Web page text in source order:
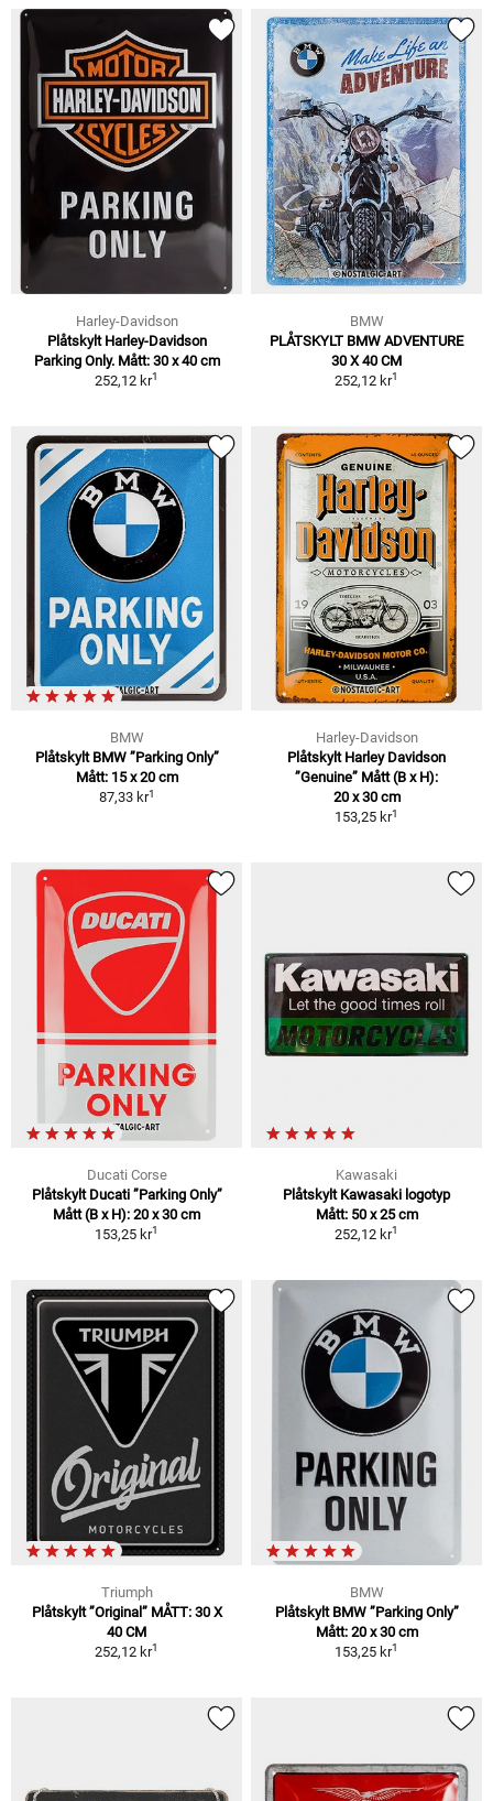
Harley-Davidson
Plåtskylt Harley-Davidson
Parking Only. Mått: 30 x 40 cm
252,12 kr1
BMW
PLÅTSKYLT BMW ADVENTURE
30 X 40 CM
252,12 kr1
BMW
Plåtskylt BMW ”Parking Only”
Mått: 15 x 20 cm
87,33 kr1
Harley-Davidson
Plåtskylt Harley Davidson
”Genuine” Mått (B x H):
20 x 30 cm
153,25 kr1
Ducati Corse
Plåtskylt Ducati ”Parking Only”
Mått (B x H): 20 x 30 cm
153,25 kr1
Kawasaki
Plåtskylt Kawasaki logotyp
Mått: 50 x 25 cm
252,12 kr1
Triumph
Plåtskylt ”Original” MÅTT: 30 X
40 CM
252,12 kr1
BMW
Plåtskylt BMW ”Parking Only”
Mått: 20 x 30 cm
153,25 kr1